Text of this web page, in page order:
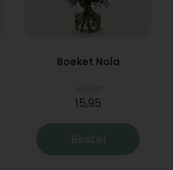
Boeket Nola
15,95
Bestel